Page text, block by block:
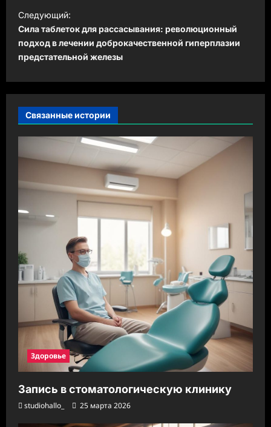
и
г
а
я
з
п
и
Следующий:
Сила таблеток для рассасывания: революционный
подход в лечении доброкачественной гиперплазии
предстательной железы
Связанные истории
Здоровье
Запись в стоматологическую клинику
studiohallo_ 25 марта 2026